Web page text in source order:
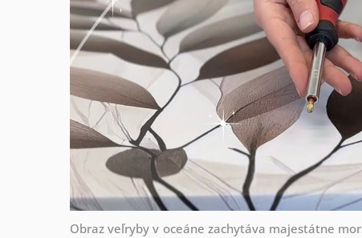
Obraz veľryby v oceáne zachytáva majestátne